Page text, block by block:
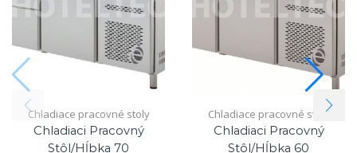
Chladiace pracovné stoly
Chladiaci Pracovný
Stôl/hĺbka 70
Chladiace pracovné stoly
Chladiaci Pracovný
Stôl/hĺbka 60